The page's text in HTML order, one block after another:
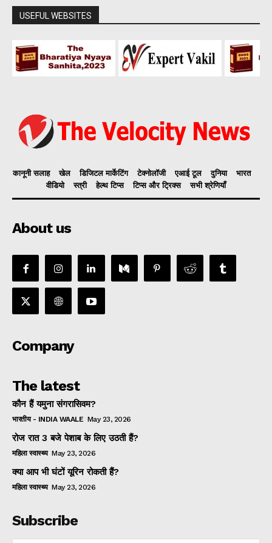
USEFUL WEBSITES
कानूनी सलाह खेल डिजिटल मार्केटिंग टेक्नोलॉजी एआई टूल दुनिया
भारत
वीडियो
स्त्री हेल्थ टिप्स टिप्स और ट्रिक्स सभी श्रेणियाँ
About us
Company
The latest
कौन हैं यमुना संगरासिवम?
भारतीय - INDIA WAALE May 23, 2026
रोज रात 3 बजे पेशाब के लिए उठती हैं?
महिला स्वास्थ्य May 23, 2026
क्या आप भी घंटों यूरिन रोकती हैं?
महिला स्वास्थ्य May 23, 2026
Subscribe